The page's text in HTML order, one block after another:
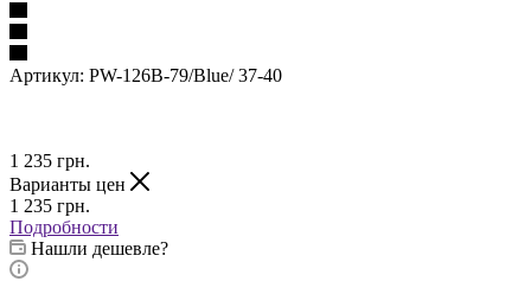
Артикул: PW-126B-79/Blue/ 37-40
1 235 грн.
Варианты цен
1 235 грн.
Подробности
Нашли дешевле?